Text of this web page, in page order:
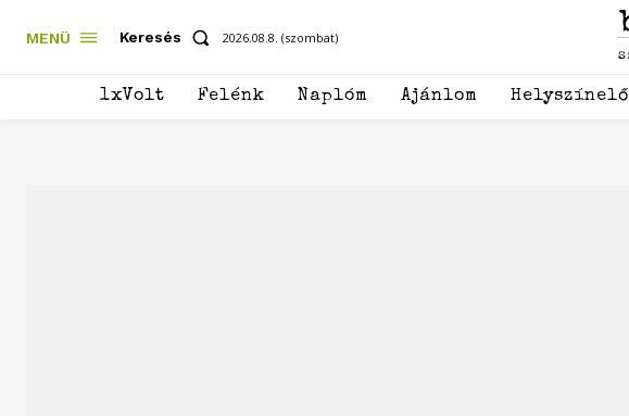
MENÜ Keresés 2026.08.8. (szombat)
1xVolt Felénk Naplóm Ajánlom Helyszínelő